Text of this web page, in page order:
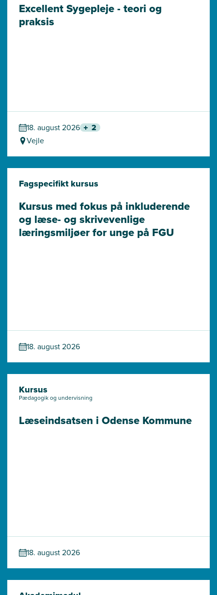
Excellent Sygepleje - teori og
praksis
18. august 2026
2
Vejle
Fagspecifikt kursus
Kursus med fokus på inkluderende
og læse- og skrivevenlige
læringsmiljøer for unge på FGU
18. august 2026
Kursus
Pædagogik og undervisning
Læseindsatsen i Odense Kommune
18. august 2026